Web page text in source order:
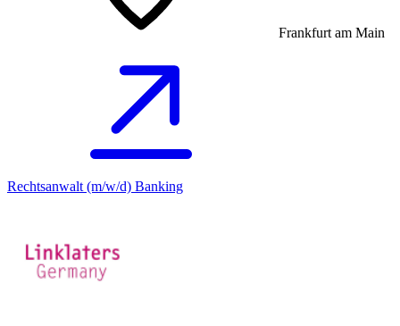
Frankfurt am Main
Rechtsanwalt (m/w/d) Banking